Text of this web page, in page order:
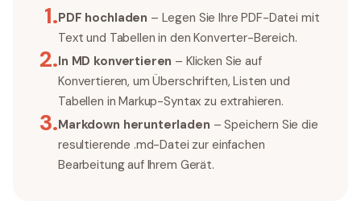
1.PDF hochladen – Legen Sie Ihre PDF-Datei mit
Text und Tabellen in den Konverter-Bereich.
2.In MD konvertieren – Klicken Sie auf
Konvertieren, um Überschriften, Listen und
Tabellen in Markup-Syntax zu extrahieren.
3.Markdown herunterladen – Speichern Sie die
resultierende .md-Datei zur einfachen
Bearbeitung auf Ihrem Gerät.